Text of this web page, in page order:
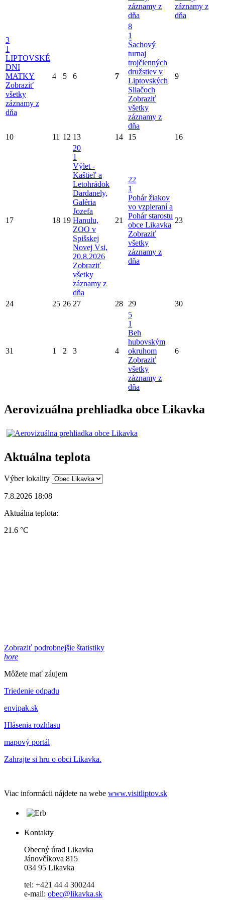
záznamy z
dňa
záznamy z
dňa
3
1
LIPTOVSKÉ
DNI
MATKY
Zobraziť
všetky
záznamy z
dňa
4 5 6 7
8
1
Šachový
turnaj
trojčlenných
družstiev v
Liptovských
Sliačoch
Zobraziť
všetky
záznamy z
dňa
9
10 11 12 13 14 15 16
17 18 19
20
1
Výlet -
Kaštieľ a
Letohrádok
Dardanely,
Galéria
Jozefa
Hanulu,
ZOO v
Spišskej
Novej Vsi,
20.8.2026
Zobraziť
všetky
záznamy z
dňa
21
22
1
Pohár žiakov
vo vzpieraní a
Pohár starostu
obce Likavka
Zobraziť
všetky
záznamy z
dňa
23
24 25 26 27 28 29 30
31 1 2 3 4
5
1
Beh
hubovským
okruhom
Zobraziť
všetky
záznamy z
dňa
6
Aerovizuálna prehliadka obce Likavka
Aktuálna teplota
Výber lokality
7.8.2026 18:08
Aktuálna teplota:
21.6 °C
Zobraziť podrobnejšie štatistiky
hore
Môžete mať záujem
Triedenie odpadu
envipak.sk
Hlásenia rozhlasu
mapový portál
Zahrajte si hru o obci Likavka.
Viac informácii nájdete na webe www.visitliptov.sk
Kontakty
Obecný úrad Likavka
Jánovčíkova 815
034 95 Likavka
tel: +421 44 4 300244
e-mail: obec@likavka.sk